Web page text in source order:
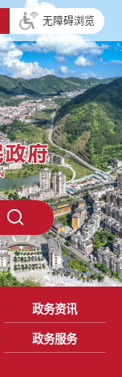
无障碍浏览
政务资讯
政务服务